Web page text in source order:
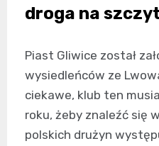
droga na
Piast Gliwice został
wysiedleńców ze
ciekawe, klub ten
roku, żeby znaleźć się
polskich drużyn